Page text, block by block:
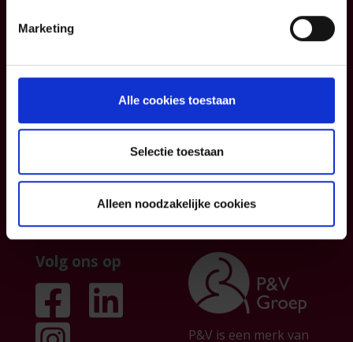
Marketing
Alle cookies toestaan
Selectie toestaan
Alleen noodzakelijke cookies
Informatiefiches
voorwaarden
Klachtenmanagemen
sector
Partnership
Persberichten &
publicaties
Jobs
Volg ons op
P&V is een merk van